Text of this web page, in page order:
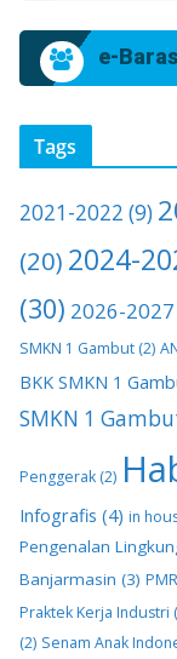
e-
Tags
2021-2022 (9)
(20) 2024-
(30) 2026-2027
SMKN 1 Gambut (2)
BKK SMKN 1
SMKN 1
Penggerak (2)
Infografis (4) in
Pengenalan
Banjarmasin (3)
Praktek Kerja Industri
(2) Senam Anak